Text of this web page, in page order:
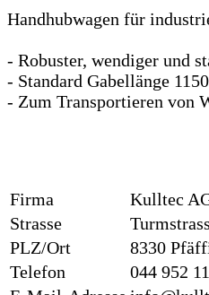
Handhubwagen für
- Robuster, wendiger und
- Standard Gabellänge
- Zum Transportieren von
Firma
Kulltec
Strasse
PLZ/Ort
8330
Telefon
044 952